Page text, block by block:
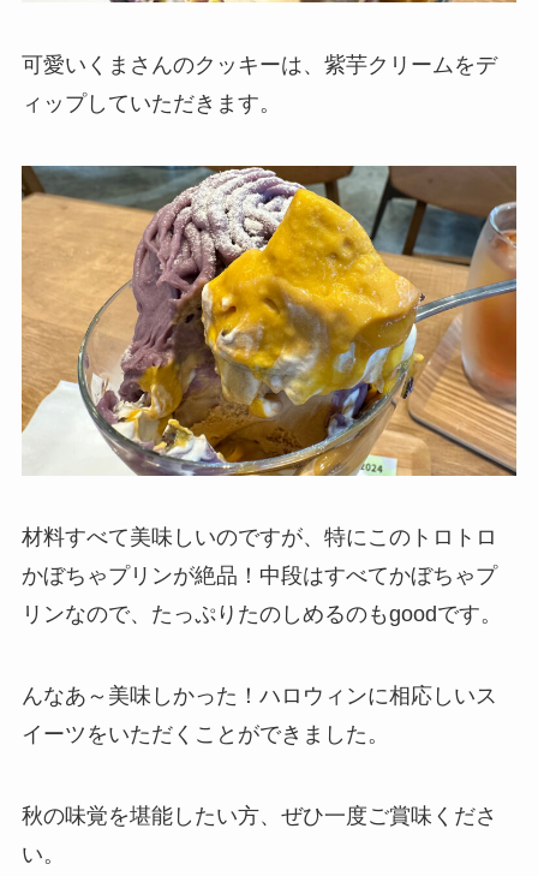
可愛いくまさんのクッキーは、紫芋クリームをデ
ィップしていただきます。
材料すべて美味しいのですが、特にこのトロトロ
かぼちゃプリンが絶品！中段はすべてかぼちゃプ
リンなので、たっぷりたのしめるのもgoodです。
んなあ～美味しかった！ハロウィンに相応しいス
イーツをいただくことができました。
秋の味覚を堪能したい方、ぜひ一度ご賞味くださ
い。